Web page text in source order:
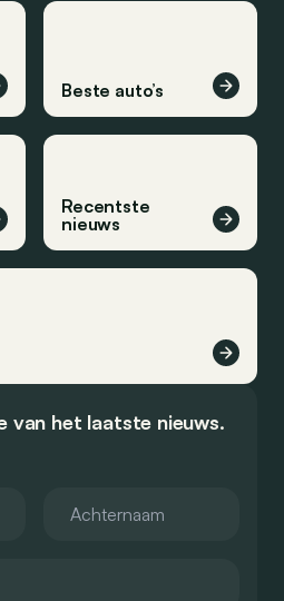
Beste auto’s
Recentste
nieuws
van het laatste nieuws.